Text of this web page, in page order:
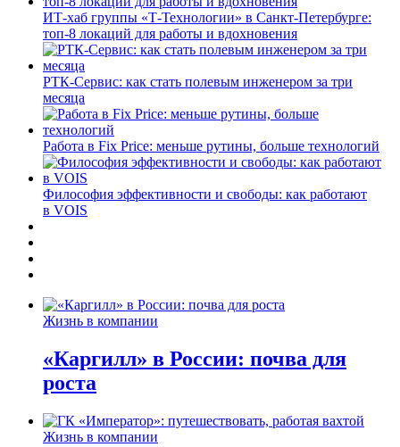
ИТ-хаб группы «Т-Технологии» в Санкт-Петербурге:
топ-8 локаций для работы и вдохновения
РТК-Сервис: как стать полевым инженером за три
месяца
Работа в Fix Price: меньше рутины, больше технологий
Философия эффективности и свободы: как работают
в VOIS
Жизнь в компании
«Каргилл» в России: почва для
роста
Жизнь в компании